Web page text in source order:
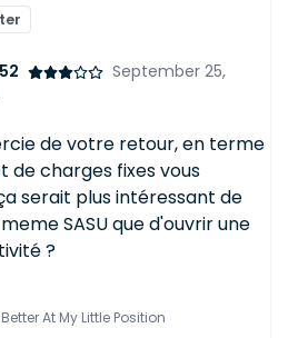
September 25,
de votre retour, en terme
de charges fixes vous
serait plus intéressant de
SASU que d'ouvrir une
?
At My Little Position